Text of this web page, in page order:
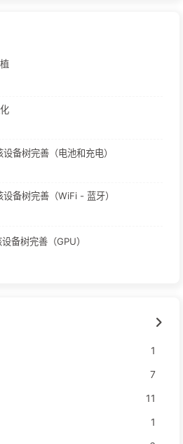
备树完善（电池和充电）
备树完善（WiFi - 蓝牙）
备树完善（GPU）
1
7
11
1